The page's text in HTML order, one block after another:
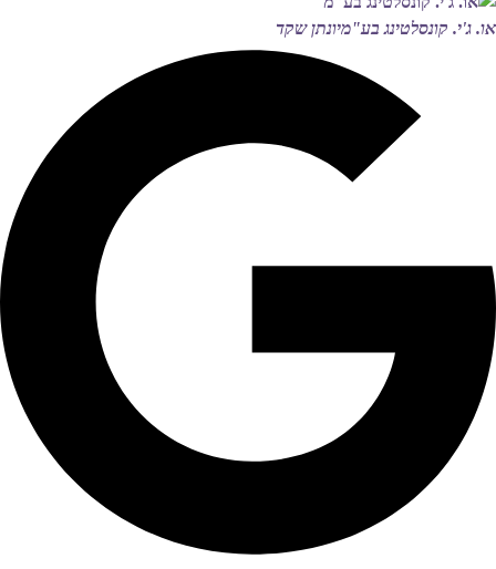
או. ג'י. קונסלטינג בע"מיונתן שקד